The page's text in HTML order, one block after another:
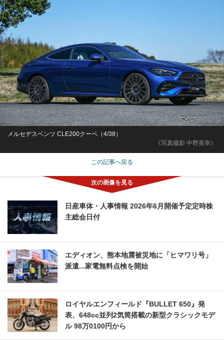
《写真撮影 中野英幸》
メルセデスベンツ CLE200クーペ（4/38）
この記事へ戻る
日産車体・人事情報 2026年6月開催予定定時株
主総会日付
エディオン、熊本地震被災地に「ヒマワリ号」
派遣...家電無料点検を開始
ロイヤルエンフィールド『BULLET 650』発
表、648cc並列2気筒搭載の新型クラシックモデ
ル 98万0100円から